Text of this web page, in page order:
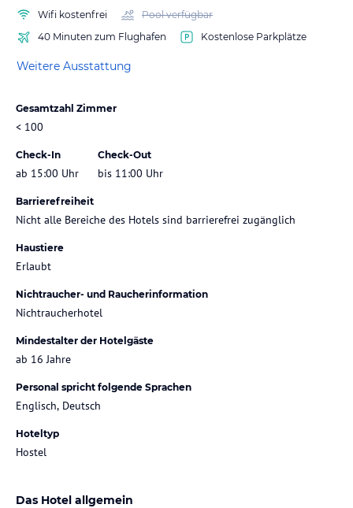
Wifi kostenfrei
Pool verfügbar
40 Minuten zum Flughafen
Kostenlose Parkplätze
Weitere Ausstattung
Gesamtzahl Zimmer
< 100
Check-In
ab 15:00 Uhr
Check-Out
bis 11:00 Uhr
Barrierefreiheit
Nicht alle Bereiche des Hotels sind barrierefrei zugänglich
Haustiere
Erlaubt
Nichtraucher- und Raucherinformation
Nichtraucherhotel
Mindestalter der Hotelgäste
ab 16 Jahre
Personal spricht folgende Sprachen
Englisch, Deutsch
Hoteltyp
Hostel
Das Hotel allgemein